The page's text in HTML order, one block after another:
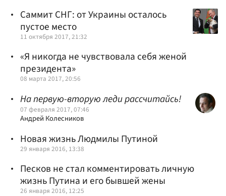
Саммит СНГ: от Украины осталось
пустое место
11 октября 2017, 21:32
«Я никогда не чувствовала себя женой
президента»
08 марта 2017, 20:56
На первую-вторую леди рассчитайсь!
07 февраля 2017, 07:46
Андрей Колесников
Новая жизнь Людмилы Путиной
29 января 2016, 13:38
Песков не стал комментировать личную
жизнь Путина и его бывшей жены
26 января 2016, 12:25